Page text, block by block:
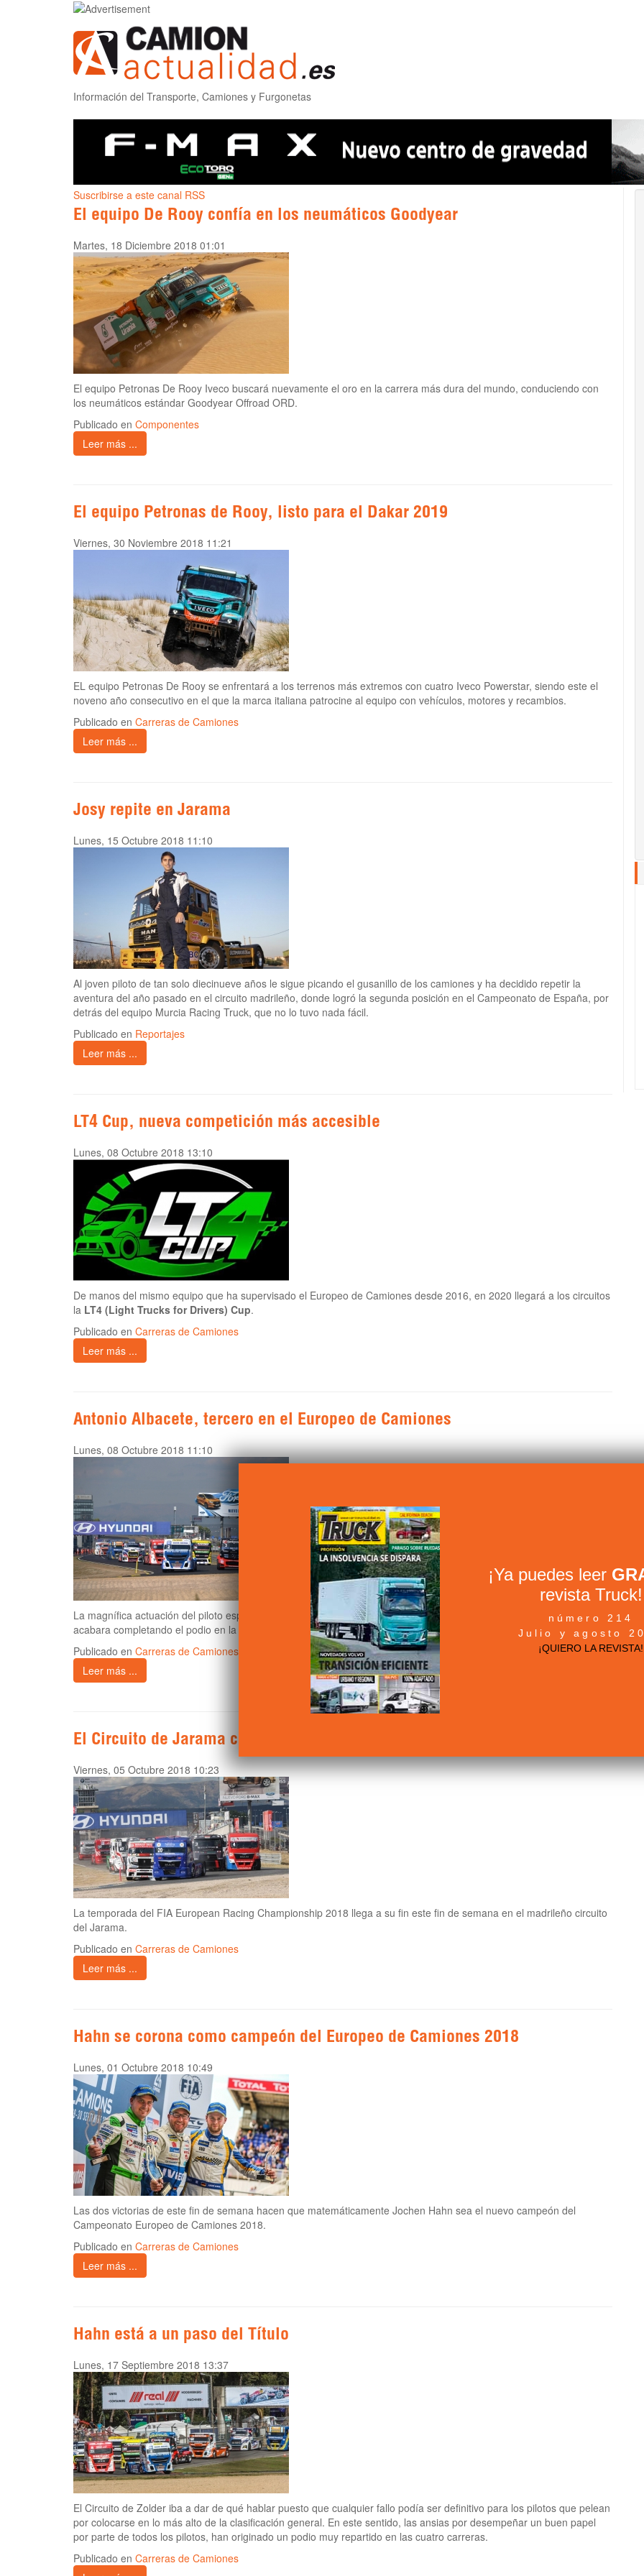
Información del Transporte, Camiones y Furgonetas
Suscribirse a este canal RSS
El equipo De Rooy confía en los neumáticos Goodyear
Martes, 18 Diciembre 2018 01:01
El equipo Petronas De Rooy Iveco buscará nuevamente el oro en la carrera más dura del mundo, conduciendo con
los neumáticos estándar Goodyear Offroad ORD.
Publicado en Componentes
Leer más ...
El equipo Petronas de Rooy, listo para el Dakar 2019
Viernes, 30 Noviembre 2018 11:21
EL equipo Petronas De Rooy se enfrentará a los terrenos más extremos con cuatro Iveco Powerstar, siendo este el
noveno año consecutivo en el que la marca italiana patrocine al equipo con vehículos, motores y recambios.
Publicado en Carreras de Camiones
Leer más ...
Josy repite en Jarama
Lunes, 15 Octubre 2018 11:10
Al joven piloto de tan solo diecinueve años le sigue picando el gusanillo de los camiones y ha decidido repetir la
aventura del año pasado en el circuito madrileño, donde logró la segunda posición en el Campeonato de España, por
detrás del equipo Murcia Racing Truck, que no lo tuvo nada fácil.
Publicado en Reportajes
Leer más ...
LT4 Cup, nueva competición más accesible
Lunes, 08 Octubre 2018 13:10
De manos del mismo equipo que ha supervisado el Europeo de Camiones desde 2016, en 2020 llegará a los circuitos
la LT4 (Light Trucks for Drivers) Cup.
Publicado en Carreras de Camiones
Leer más ...
Antonio Albacete, tercero en el Europeo de Camiones
Lunes, 08 Octubre 2018 11:10
La magnífica actuación del piloto español, unida a la mala suerte del húngaro Norbert Kiss, hizo que el primero
acabara completando el podio en la clasificación general.
Publicado en Carreras de Camiones
Leer más ...
El Circuito de Jarama calienta los motores
Viernes, 05 Octubre 2018 10:23
La temporada del FIA European Racing Championship 2018 llega a su fin este fin de semana en el madrileño circuito
del Jarama.
Publicado en Carreras de Camiones
Leer más ...
Hahn se corona como campeón del Europeo de Camiones 2018
Lunes, 01 Octubre 2018 10:49
Las dos victorias de este fin de semana hacen que matemáticamente Jochen Hahn sea el nuevo campeón del
Campeonato Europeo de Camiones 2018.
Publicado en Carreras de Camiones
Leer más ...
Hahn está a un paso del Título
Lunes, 17 Septiembre 2018 13:37
El Circuito de Zolder iba a dar de qué hablar puesto que cualquier fallo podía ser definitivo para los pilotos que pelean
por colocarse en lo más alto de la clasificación general. En este sentido, las ansias por desempeñar un buen papel
por parte de todos los pilotos, han originado un podio muy repartido en las cuatro carreras.
Publicado en Carreras de Camiones
¡Ya puedes leer
revista Truck!
número 214
Julio y agosto
¡QUIERO LA REVISTA!